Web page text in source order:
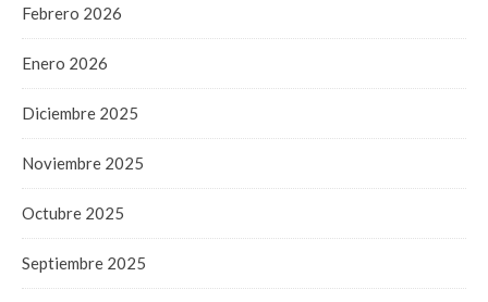
Febrero 2026
Enero 2026
Diciembre 2025
Noviembre 2025
Octubre 2025
Septiembre 2025